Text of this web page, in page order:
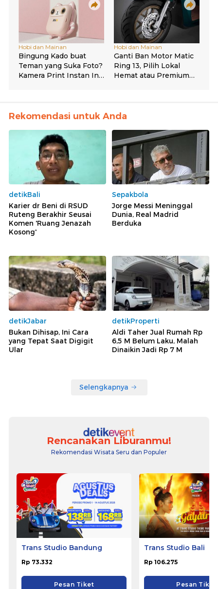
Rekomendasi untuk Anda
detikBali
Karier dr Beni di RSUD
Ruteng Berakhir Seusai
Komen 'Ruang Jenazah
Kosong'
Sepakbola
Jorge Messi Meninggal
Dunia, Real Madrid
Berduka
detikJabar
Bukan Dihisap, Ini Cara
yang Tepat Saat Digigit
Ular
detikProperti
Aldi Taher Jual Rumah Rp
6,5 M Belum Laku, Malah
Dinaikin Jadi Rp 7 M
Selengkapnya
Rencanakan Liburanmu!
Rekomendasi Wisata Seru dan Populer
Trans Studio Bandung
Rp 73.332
Pesan Tiket
Trans Studio Bali
Rp 106.275
Pesan Tiket